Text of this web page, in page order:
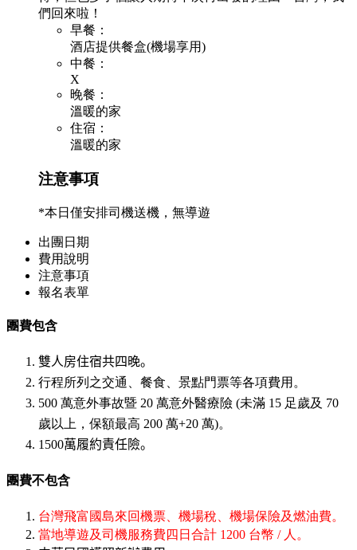
們回來啦！
早餐：
酒店提供餐盒(機場享用)
中餐：
X
晚餐：
溫暖的家
住宿：
溫暖的家
注意事項
*本日僅安排司機送機，無導遊
出團日期
費用說明
注意事項
報名表單
團費包含
雙人房住宿共四晚。
行程所列之交通、餐食、景點門票等各項費用。
500 萬意外事故暨 20 萬意外醫療險 (未滿 15 足歲及 70
歲以上，保額最高 200 萬+20 萬)。
1500萬履約責任險。
團費不包含
台灣飛富國島來回機票、機場稅、機場保險及燃油費。
當地導遊及司機服務費四日合計 1200 台幣 / 人。